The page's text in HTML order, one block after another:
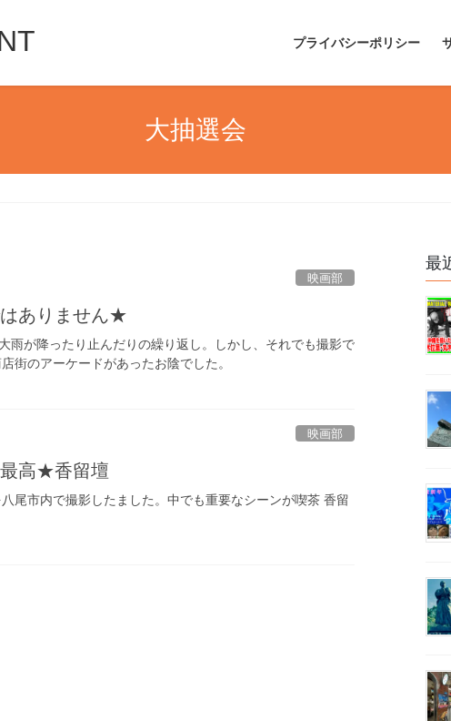
プライバシーポリシー
大抽選会
映画部
はありません★
雨が降ったり止んだりの繰り返し。しかし、それでも撮影で
街のアーケードがあったお陰でした。
映画部
高★香留壇
尾市内で撮影したました。中でも重要なシーンが喫茶 香留
最